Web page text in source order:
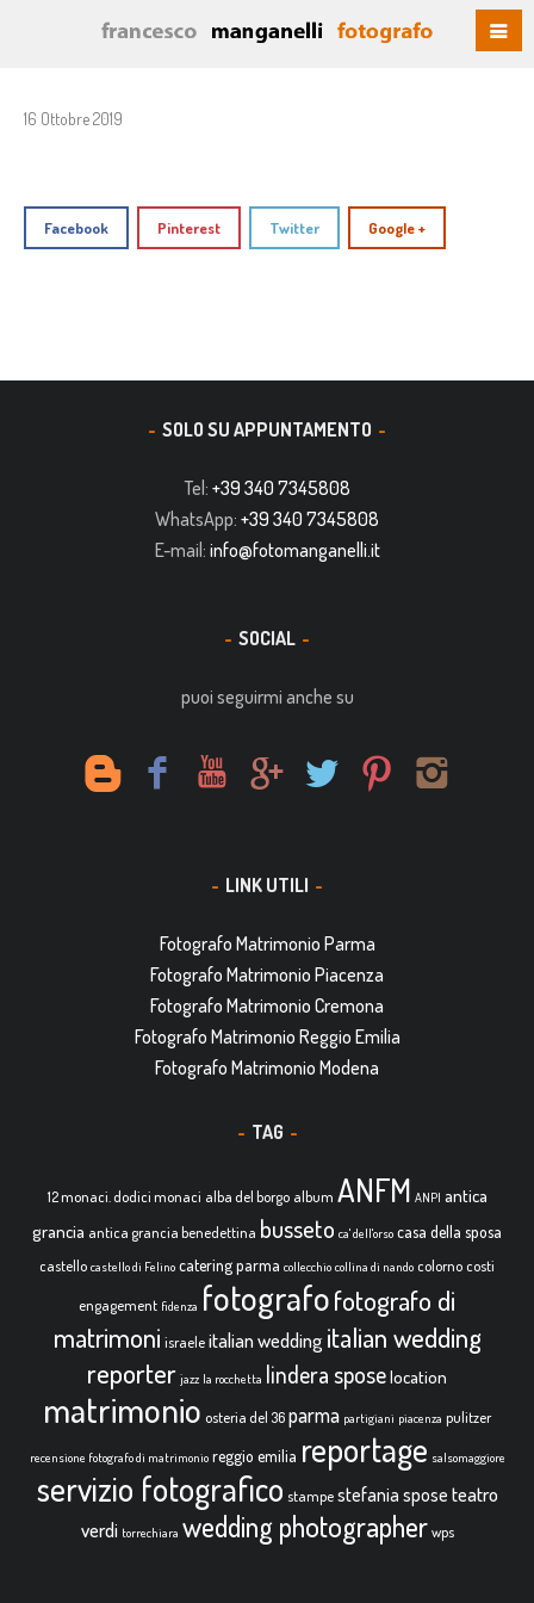
16 Ottobre 2019
Facebook Pinterest Twitter Google +
SOLO SU APPUNTAMENTO
Tel: +39 340 7345808
WhatsApp: +39 340 7345808
E-mail: info@fotomanganelli.it
SOCIAL
puoi seguirmi anche su
LINK UTILI
Fotografo Matrimonio Parma
Fotografo Matrimonio Piacenza
Fotografo Matrimonio Cremona
Fotografo Matrimonio Reggio Emilia
Fotografo Matrimonio Modena
TAG
12 monaci. dodici monaci alba del borgo album ANFM ANPI antica
grancia antica grancia benedettina busseto ca' dell'orso casa della sposa
castello castello di Felino catering parma collecchio collina di nando colorno costi
engagement fidenza fotografofotografo di
matrimoni israele italian wedding italian wedding
reporter jazz la rocchetta lindera sposelocation
matrimonio osteria del 36parma partigiani piacenza pulitzer
recensione fotografo di matrimonio reggio emilia reportage salsomaggiore
servizio fotografico stampe stefania spose teatro
verdi torrechiara wedding photographer wps